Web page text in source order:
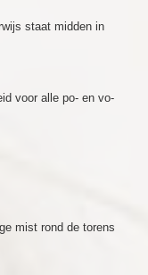
staat midden in
voor alle po- en vo-
mist rond de torens